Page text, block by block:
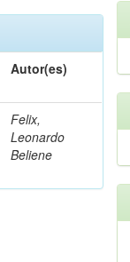
Autor(es)
Felix,
Leonardo
Beliene